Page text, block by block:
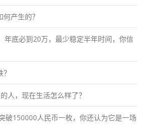
产生的？
年底必到20万，最少稳定半年时间，你信
人，现在生活怎么样了？
破150000人民币一枚，你还认为它是一场